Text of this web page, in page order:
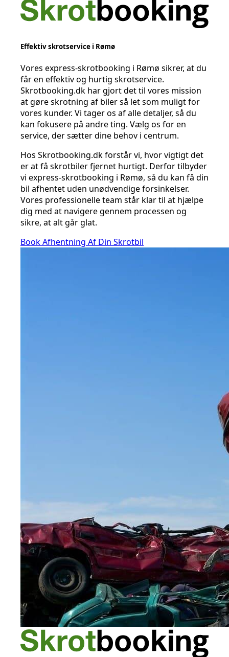
Effektiv skrotservice i Rømø
Vores express-skrotbooking i Rømø sikrer, at du
får en effektiv og hurtig skrotservice.
Skrotbooking.dk har gjort det til vores mission
at gøre skrotning af biler så let som muligt for
vores kunder. Vi tager os af alle detaljer, så du
kan fokusere på andre ting. Vælg os for en
service, der sætter dine behov i centrum.
Hos Skrotbooking.dk forstår vi, hvor vigtigt det
er at få skrotbiler fjernet hurtigt. Derfor tilbyder
vi express-skrotbooking i Rømø, så du kan få din
bil afhentet uden unødvendige forsinkelser.
Vores professionelle team står klar til at hjælpe
dig med at navigere gennem processen og
sikre, at alt går glat.
Book Afhentning Af Din Skrotbil